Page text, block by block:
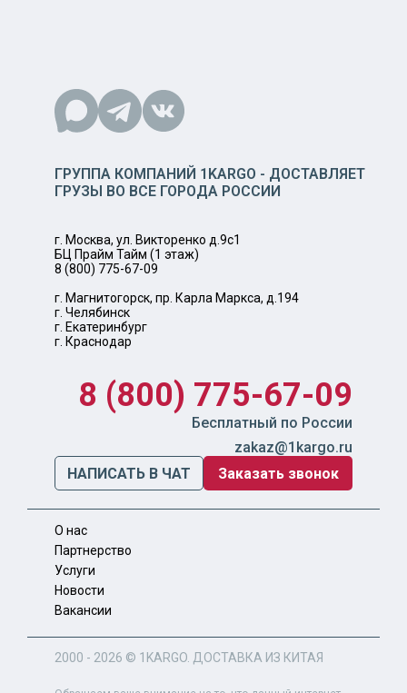
ГРУППА КОМПАНИЙ 1KARGO - ДОСТАВЛЯЕТ
ГРУЗЫ ВО ВСЕ ГОРОДА РОССИИ
г. Москва, ул. Викторенко д.9с1
БЦ Прайм Тайм (1 этаж)
8 (800) 775-67-09
г. Магнитогорск, пр. Карла Маркса, д.194
г. Челябинск
г. Екатеринбург
г. Краснодар
8 (800) 775-67-09
Бесплатный по России
zakaz@1kargo.ru
НАПИСАТЬ В ЧАТ
Заказать звонок
О нас
Партнерство
Услуги
Новости
Вакансии
2000 - 2026 © 1KARGO . ДОСТАВКА ИЗ КИТАЯ